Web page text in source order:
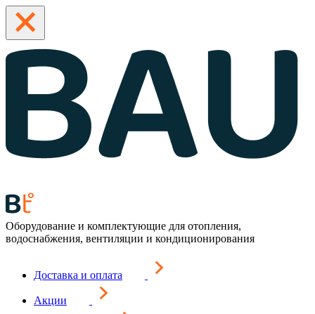
Оборудование и комплектующие для отопления,
водоснабжения, вентиляции и кондиционирования
Доставка и оплата
Акции